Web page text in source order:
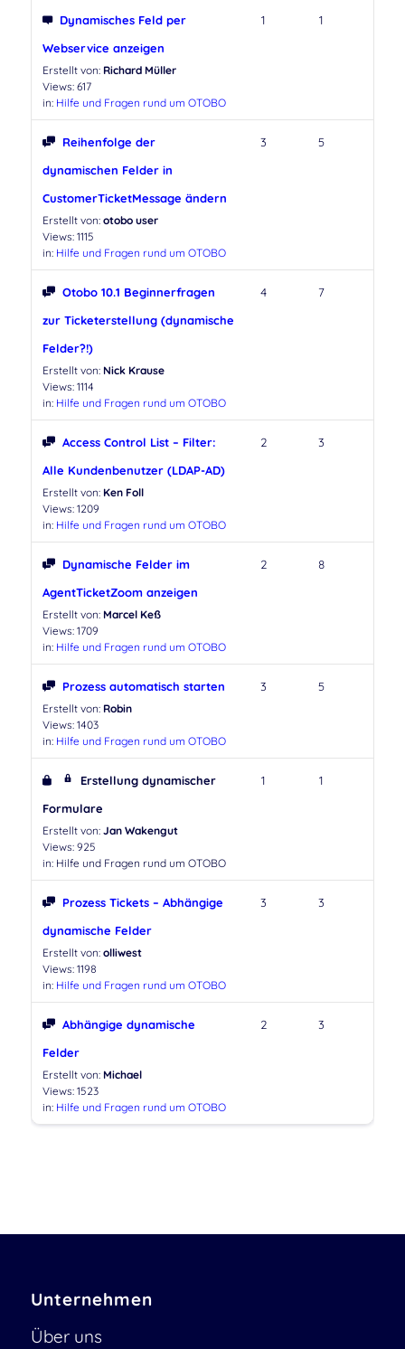
Dynamisches Feld per
Webservice anzeigen
Erstellt von: Richard Müller
Views: 617
in: Hilfe und Fragen rund um OTOBO
1 1
Reihenfolge der
dynamischen Felder in
CustomerTicketMessage ändern
Erstellt von: otobo user
Views: 1115
in: Hilfe und Fragen rund um OTOBO
3 5
Otobo 10.1 Beginnerfragen
zur Ticketerstellung (dynamische
Felder?!)
Erstellt von: Nick Krause
Views: 1114
in: Hilfe und Fragen rund um OTOBO
4 7
Access Control List – Filter:
Alle Kundenbenutzer (LDAP-AD)
Erstellt von: Ken Foll
Views: 1209
in: Hilfe und Fragen rund um OTOBO
2 3
Dynamische Felder im
AgentTicketZoom anzeigen
Erstellt von: Marcel Keß
Views: 1709
in: Hilfe und Fragen rund um OTOBO
2 8
Prozess automatisch starten
Erstellt von: Robin
Views: 1403
in: Hilfe und Fragen rund um OTOBO
3 5
Erstellung dynamischer
Formulare
Erstellt von: Jan Wakengut
Views: 925
in: Hilfe und Fragen rund um OTOBO
1 1
Prozess Tickets – Abhängige
dynamische Felder
Erstellt von: olliwest
Views: 1198
in: Hilfe und Fragen rund um OTOBO
3 3
Abhängige dynamische
Felder
Erstellt von: Michael
Views: 1523
in: Hilfe und Fragen rund um OTOBO
2 3
Unternehmen
Über uns